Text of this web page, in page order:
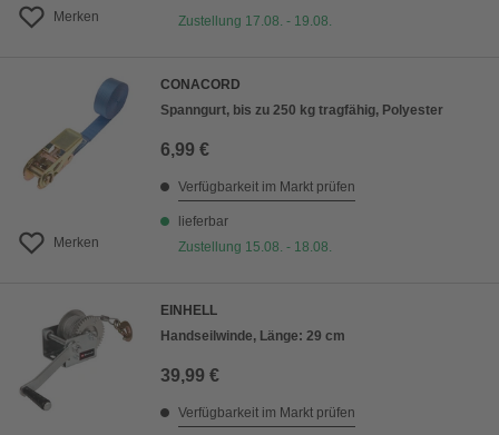
Merken
Zustellung 17.08. - 19.08.
Merken
CONACORD
Spanngurt, bis zu 250 kg tragfähig, Polyester
6,99 €
Verfügbarkeit im Markt prüfen
lieferbar
Zustellung 15.08. - 18.08.
EINHELL
Handseilwinde, Länge: 29 cm
39,99 €
Verfügbarkeit im Markt prüfen